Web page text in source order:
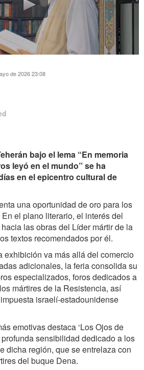
de 2026 23:08
bajo el lema “En memoria
leyó en el mundo” se ha
en el epicentro cultural de
una oportunidad de oro para los
el plano literario, el interés del
las obras del Líder mártir de la
textos recomendados por él.
exhibición va más allá del comercio
adicionales, la feria consolida su
especializados, foros dedicados a
mártires de la Resistencia, así
israelí-estadounidense
emotivas destaca ‘Los Ojos de
profunda sensibilidad dedicado a los
dicha región, que se entrelaza con
del buque Dena.